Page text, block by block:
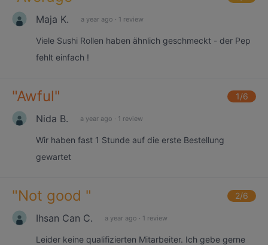
Maja K. a year ago · 1 review
Viele Sushi Rollen haben ähnlich geschmeckt - der Pep
fehlt einfach !
"Awful" 1/6
Nida B. a year ago · 1 review
Wir haben fast 1 Stunde auf die erste Bestellung
gewartet
"Not good " 2/6
Ihsan Can C. a year ago · 1 review
Leider keine qualifizierten Mitarbeiter. Ich gebe gerne